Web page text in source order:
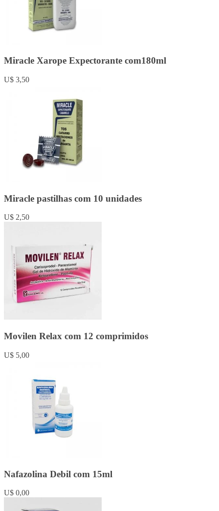
Miracle Xarope Expectorante com180ml
U$ 3,50
Miracle pastilhas com 10 unidades
U$ 2,50
Movilen Relax com 12 comprimidos
U$ 5,00
Nafazolina Debil com 15ml
U$ 0,00